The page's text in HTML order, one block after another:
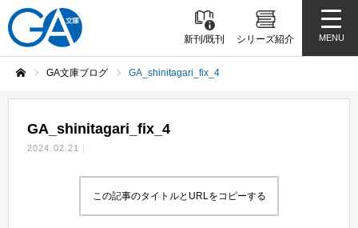
新刊/既刊 シリーズ紹介 MENU
GA文庫ブログ GA_shinitagari_fix_4
GA_shinitagari_fix_4
2024.02.21
この記事のタイトルとURLをコピーする